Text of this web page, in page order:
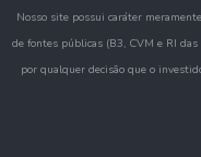
Nosso site possui caráter
de fontes públicas (B3, CVM e RI
por qualquer decisão que o